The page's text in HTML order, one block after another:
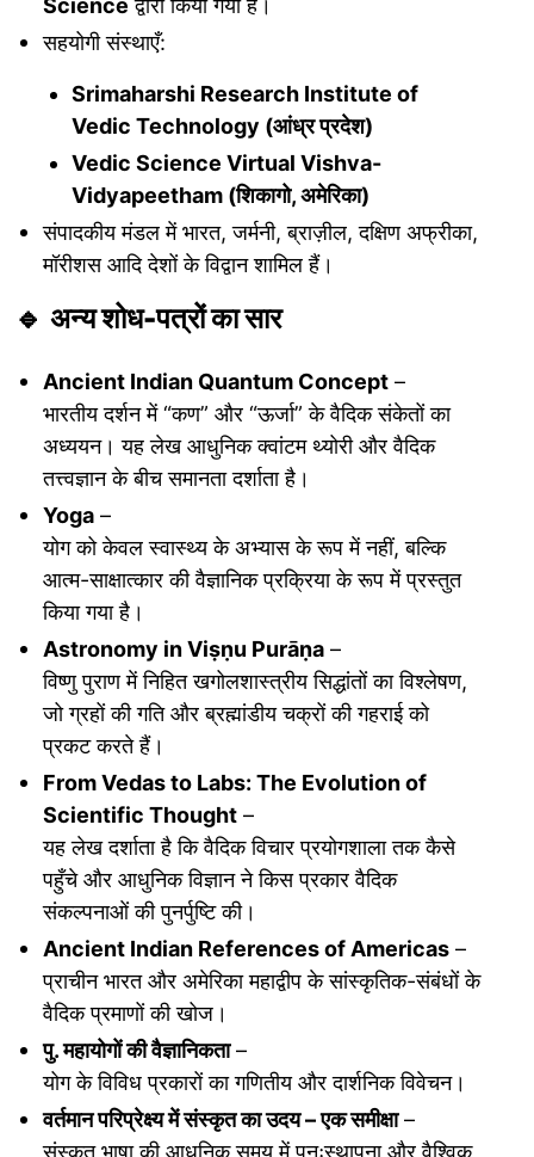
Science द्वारा किया गया है।
सहयोगी संस्थाएँ:
Srimaharshi Research Institute of
Vedic Technology (आंध्र प्रदेश)
Vedic Science Virtual Vishva-
Vidyapeetham (शिकागो, अमेरिका)
संपादकीय मंडल में भारत, जर्मनी, ब्राज़ील, दक्षिण अफ्रीका,
मॉरीशस आदि देशों के विद्वान शामिल हैं।
🔹 अन्य शोध-पत्रों का सार
Ancient Indian Quantum Concept –
भारतीय दर्शन में “कण” और “ऊर्जा” के वैदिक संकेतों का
अध्ययन। यह लेख आधुनिक क्वांटम थ्योरी और वैदिक
तत्त्वज्ञान के बीच समानता दर्शाता है।
Yoga –
योग को केवल स्वास्थ्य के अभ्यास के रूप में नहीं, बल्कि
आत्म-साक्षात्कार की वैज्ञानिक प्रक्रिया के रूप में प्रस्तुत
किया गया है।
Astronomy in Viṣṇu Purāṇa –
विष्णु पुराण में निहित खगोलशास्त्रीय सिद्धांतों का विश्लेषण,
जो ग्रहों की गति और ब्रह्मांडीय चक्रों की गहराई को
प्रकट करते हैं।
From Vedas to Labs: The Evolution of
Scientific Thought –
यह लेख दर्शाता है कि वैदिक विचार प्रयोगशाला तक कैसे
पहुँचे और आधुनिक विज्ञान ने किस प्रकार वैदिक
संकल्पनाओं की पुनर्पुष्टि की।
Ancient Indian References of Americas –
प्राचीन भारत और अमेरिका महाद्वीप के सांस्कृतिक-संबंधों के
वैदिक प्रमाणों की खोज।
पु. महायोगों की वैज्ञानिकता–
योग के विविध प्रकारों का गणितीय और दार्शनिक विवेचन।
वर्तमान परिप्रेक्ष्य में संस्कृत का उदय – एक समीक्षा–
संस्कृत भाषा की आधुनिक समय में पुनःस्थापना और वैश्विक